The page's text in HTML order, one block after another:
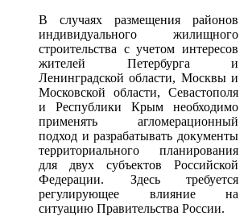
В случаях размещения районов
индивидуального жилищного
строительства с учетом интересов
жителей Петербурга и
Ленинградской области, Москвы и
Московской области, Севастополя
и Республики Крым необходимо
применять агломерационный
подход и разрабатывать документы
территориального планирования
для двух субъектов Российской
Федерации. Здесь требуется
регулирующее влияние на
ситуацию Правительства России.